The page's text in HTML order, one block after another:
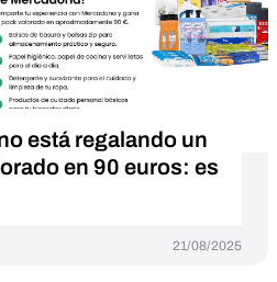
está regalando un
en 90 euros: es
21/08/2025